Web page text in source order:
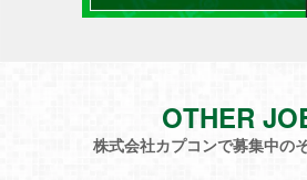
OTHER
株式会社カプコンで募集中の